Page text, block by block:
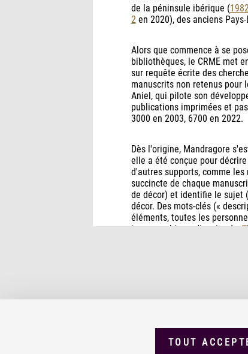
de la péninsule ibérique (
2en 2020), des anciens
Alors que commence à se
bibliothèques, le CRME met
sur requête écrite des
manuscrits non retenus pour
Aniel, qui pilote son
publications imprimées et
3000 en 2003, 6700 en 2022.
Dès l'origine, Mandragore
elle a été conçue pour
d'autres supports, comme
succincte de chaque
de décor) et identifie le sujet
décor. Des mots-clés («
éléments, toutes les
iconographique s'inspire du
ACCESSIBILITÉ : PARTIELLEMENT CONFORME
TOUT